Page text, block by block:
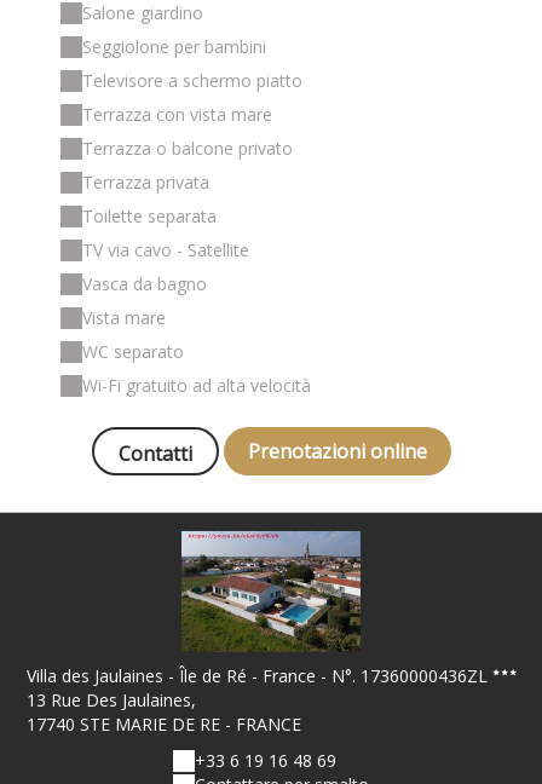
Salone giardino
Seggiolone per bambini
Televisore a schermo piatto
Terrazza con vista mare
Terrazza o balcone privato
Terrazza privata
Toilette separata
TV via cavo - Satellite
Vasca da bagno
Vista mare
WC separato
Wi-Fi gratuito ad alta velocità
Contatti Prenotazioni online
Villa des Jaulaines - Île de Ré - France - N°. 17360000436ZL
13 Rue Des Jaulaines,
17740 STE MARIE DE RE - FRANCE
+33 6 19 16 48 69